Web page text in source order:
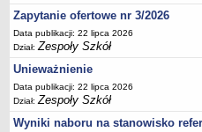
OŚWIADCZENIA MAJĄTKOWE
PONOWNE WYKORZYSTYWANIE
UDOSTĘPNIANIE INFORMACJI
OCHRONA DANYCH OSOBOWYCH
Zapytanie ofertowe nr 3/2026
Data publikacji: 22 lipca 2026
Dział:Zespoły Szkół
Unieważnienie
Data publikacji: 22 lipca 2026
Dział:Zespoły Szkół
Wyniki naboru na stanowisko